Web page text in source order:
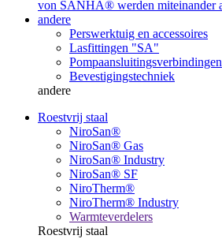
andere
Perswerktuig en accessoires
Lasfittingen "SA"
Pompaansluitingsverbindingen
Bevestigingstechniek
andere
Roestvrij staal
NiroSan®
NiroSan® Gas
NiroSan® Industry
NiroSan® SF
NiroTherm®
NiroTherm® Industry
Warmteverdelers
Roestvrij staal